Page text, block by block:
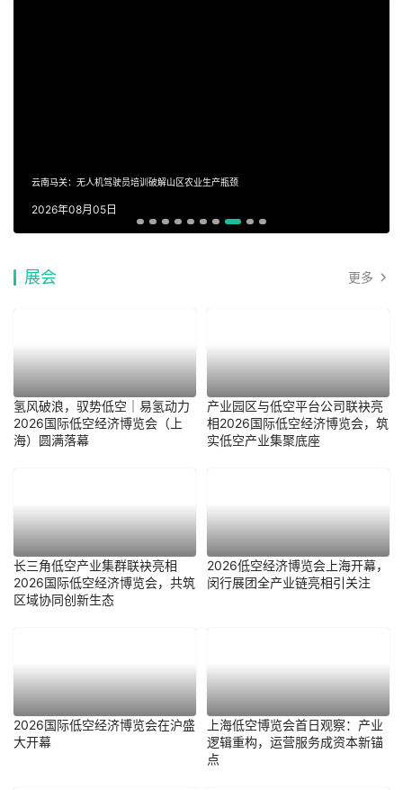
云南马关：无人机驾驶员培训破解山区农业生产瓶颈
2026年08月05日
展会 更多
氢风破浪，驭势低空｜易氢动力
2026国际低空经济博览会（上
海）圆满落幕
产业园区与低空平台公司联袂亮
相2026国际低空经济博览会，筑
实低空产业集聚底座
长三角低空产业集群联袂亮相
2026国际低空经济博览会，共筑
区域协同创新生态
2026低空经济博览会上海开幕，
闵行展团全产业链亮相引关注
2026国际低空经济博览会在沪盛
大开幕
上海低空博览会首日观察：产业
逻辑重构，运营服务成资本新锚
点